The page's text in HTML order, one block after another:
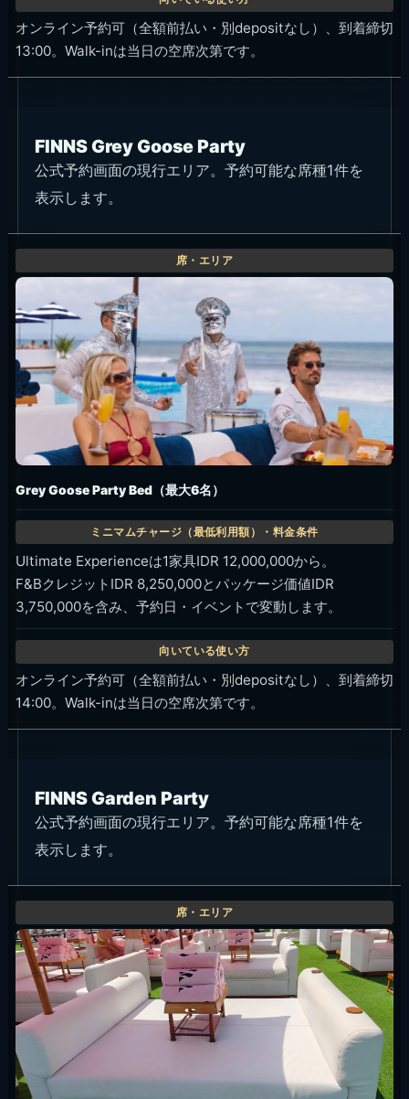
オンライン予約可（全額前払い・別depositなし）、到着締切
13:00。Walk-inは当日の空席次第です。
FINNS Grey Goose Party
公式予約画面の現行エリア。予約可能な席種1件を
表示します。
Grey Goose Party Bed（最大6名）
Ultimate Experienceは1家具IDR 12,000,000から。
F&BクレジットIDR 8,250,000とパッケージ価値IDR
3,750,000を含み、予約日・イベントで変動します。
オンライン予約可（全額前払い・別depositなし）、到着締切
14:00。Walk-inは当日の空席次第です。
FINNS Garden Party
公式予約画面の現行エリア。予約可能な席種1件を
表示します。